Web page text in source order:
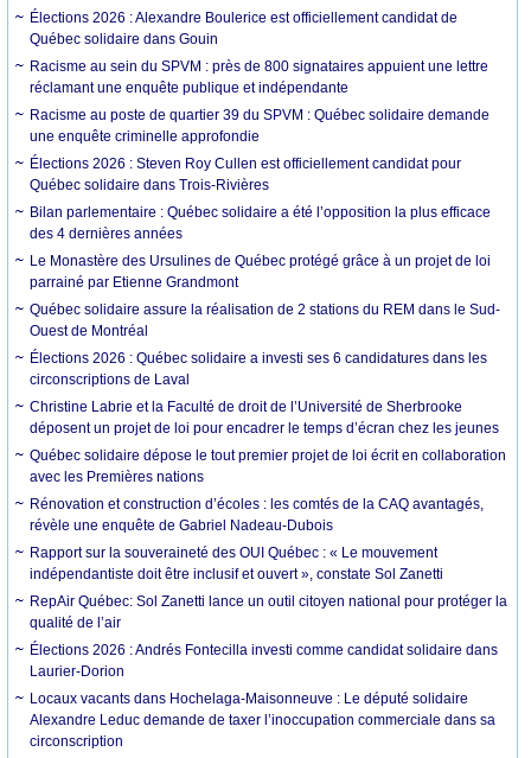
Élections 2026 : Alexandre Boulerice est officiellement candidat de
Québec solidaire dans Gouin
Racisme au sein du SPVM : près de 800 signataires appuient une lettre
réclamant une enquête publique et indépendante
Racisme au poste de quartier 39 du SPVM : Québec solidaire demande
une enquête criminelle approfondie
Élections 2026 : Steven Roy Cullen est officiellement candidat pour
Québec solidaire dans Trois-Rivières
Bilan parlementaire : Québec solidaire a été l’opposition la plus efficace
des 4 dernières années
Le Monastère des Ursulines de Québec protégé grâce à un projet de loi
parrainé par Etienne Grandmont
Québec solidaire assure la réalisation de 2 stations du REM dans le Sud-
Ouest de Montréal
Élections 2026 : Québec solidaire a investi ses 6 candidatures dans les
circonscriptions de Laval
Christine Labrie et la Faculté de droit de l’Université de Sherbrooke
déposent un projet de loi pour encadrer le temps d’écran chez les jeunes
Québec solidaire dépose le tout premier projet de loi écrit en collaboration
avec les Premières nations
Rénovation et construction d’écoles : les comtés de la CAQ avantagés,
révèle une enquête de Gabriel Nadeau-Dubois
Rapport sur la souveraineté des OUI Québec : « Le mouvement
indépendantiste doit être inclusif et ouvert », constate Sol Zanetti
RepAir Québec: Sol Zanetti lance un outil citoyen national pour protéger la
qualité de l’air
Élections 2026 : Andrés Fontecilla investi comme candidat solidaire dans
Laurier-Dorion
Locaux vacants dans Hochelaga-Maisonneuve : Le député solidaire
Alexandre Leduc demande de taxer l’inoccupation commerciale dans sa
circonscription